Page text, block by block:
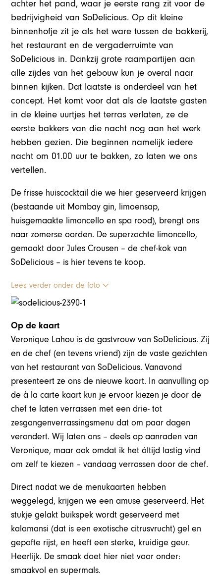
achter het pand, waar je eerste rang zit voor de
bedrijvigheid van SoDelicious. Op dit kleine
binnenhofje zit je als het ware tussen de bakkerij,
het restaurant en de vergaderruimte van
SoDelicious in. Dankzij grote raampartijen aan
alle zijdes van het gebouw kun je overal naar
binnen kijken. Dat laatste is onderdeel van het
concept. Het komt voor dat als de laatste gasten
in de kleine uurtjes het terras verlaten, ze de
eerste bakkers van die nacht nog aan het werk
hebben gezien. Die beginnen namelijk iedere
nacht om 01.00 uur te bakken, zo laten we ons
vertellen.
De frisse huiscocktail die we hier geserveerd krijgen
(bestaande uit Mombay gin, limoensap,
huisgemaakte limoncello en spa rood), brengt ons
naar zomerse oorden. De superzachte limoncello,
gemaakt door Jules Crousen – de chef-kok van
SoDelicious – is hier tevens te koop.
Lees verder onder de foto
Op de kaart
Veronique Lahou is de gastvrouw van SoDelicious. Zij
en de chef (en tevens vriend) zijn de vaste gezichten
van het restaurant van SoDelicious. Vanavond
presenteert ze ons de nieuwe kaart. In aanvulling op
de à la carte kaart kun je ervoor kiezen je door de
chef te laten verrassen met een drie- tot
zesgangenverrassingsmenu dat om paar dagen
verandert. Wij laten ons – deels op aanraden van
Veronique, maar ook omdat ik het áltijd lastig vind
om zelf te kiezen – vandaag verrassen door de chef.
Direct nadat we de menukaarten hebben
weggelegd, krijgen we een amuse geserveerd. Het
stukje gelakt buikspek wordt geserveerd met
kalamansi (dat is een exotische citrusvrucht) gel en
gepofte rijst, en heeft een sterke, kruidige geur.
Heerlijk. De smaak doet hier niet voor onder:
smaakvol en supermals.